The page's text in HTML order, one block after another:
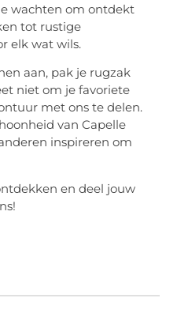
wachten om ontdekt
tot rustige
elk wat wils.
aan, pak je rugzak
niet om je favoriete
met ons te delen.
van Capelle
inspireren om
en deel jouw